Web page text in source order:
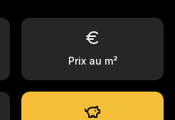
Prix au m²